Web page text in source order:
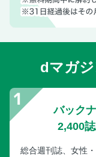
dマガ
バック
2,400
総合週刊誌、女性